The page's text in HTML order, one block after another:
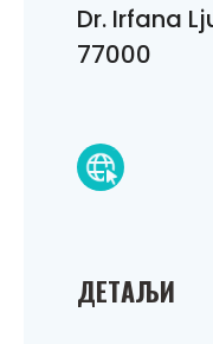
ДEТAЉИ
Dr. Irfana
77000